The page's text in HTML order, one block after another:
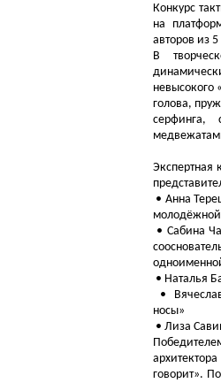
Конкурс
на
авторов из
В
невысокого
голова,
серфинга,
Экспертная
• Анна
• Сабина
• Наталья
•
носы»
• Лиза
говорит».